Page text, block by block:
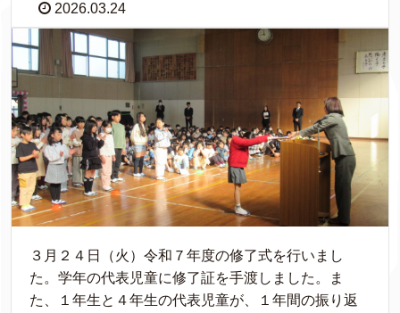
2026.03.24
３月２４日（火）令和７年度の修了式を行いまし
た。学年の代表児童に修了証を手渡しました。ま
た、１年生と４年生の代表児童が、１年間の振り返